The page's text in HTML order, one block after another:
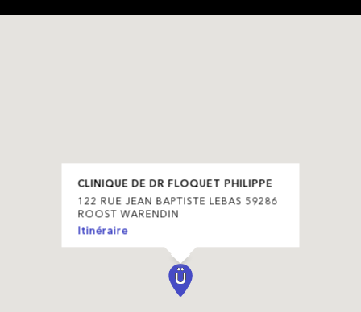
CLINIQUE DE DR FLOQUET PHILIPPE
122 RUE JEAN BAPTISTE LEBAS 59286
ROOST WARENDIN
Itinéraire